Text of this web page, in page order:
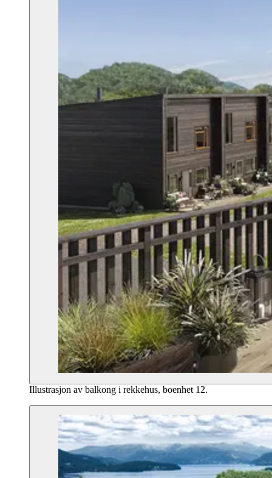
Illustrasjon av balkong i rekkehus, boenhet 12.